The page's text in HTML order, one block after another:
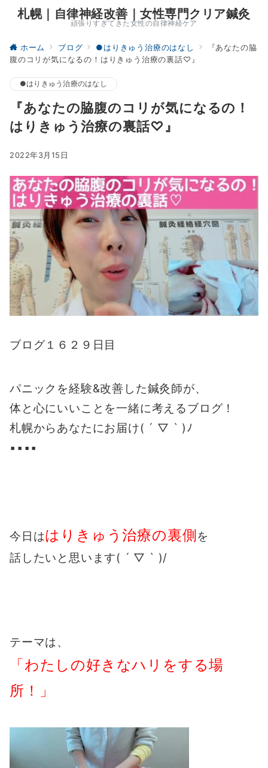
札幌｜自律神経改善｜女性専門クリア鍼灸
頑張りすぎてきた女性の自律神経ケア
ホーム ブログ ●はりきゅう治療のはなし
『あなたの脇
腹のコリが気になるの！はりきゅう治療の裏話♡』
●はりきゅう治療のはなし
『あなたの脇腹のコリが気になるの！
はりきゅう治療の裏話♡』
2022年3月15日
ブログ１６２９日目
パニックを経験&改善した鍼灸師が、
体と心にいいことを一緒に考えるブログ！
札幌からあなたにお届け( ´ ▽ ` )ﾉ
▪️▪️▪️▪️
今日ははりきゅう治療の裏側を
話したいと思います( ´ ▽ ` )/
テーマは、
「わたしの好きなハリをする場
所！」